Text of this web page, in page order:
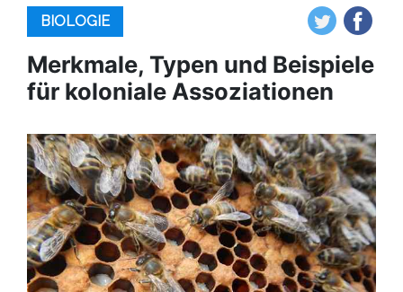
BIOLOGIE
Merkmale, Typen und Beispiele
für koloniale Assoziationen